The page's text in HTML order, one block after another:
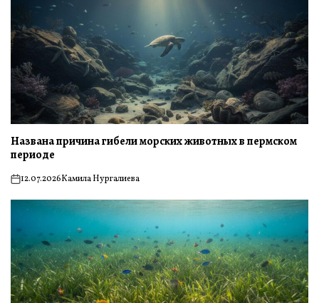
Названа причина гибели морских животных в пермском
периоде
on12.07.2026Камила Нургалиева